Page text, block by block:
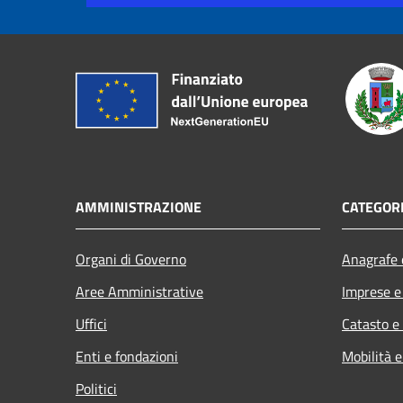
AMMINISTRAZIONE
Organi di Governo
Aree Amministrative
Uffici
Enti e fondazioni
Politici
Imprese
Catasto
Mobilità